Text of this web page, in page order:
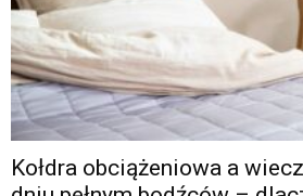
Kołdra obciążeniowa a